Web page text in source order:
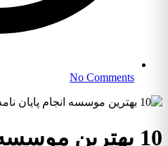
No Comments
10 بهترین